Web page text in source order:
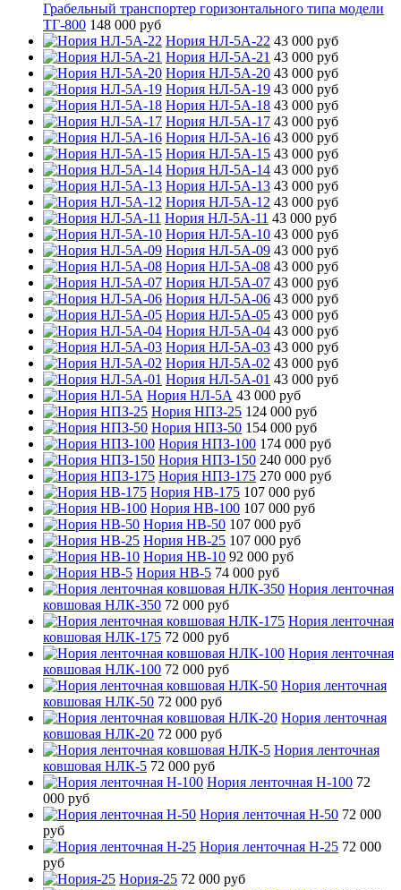
Грабельный транспортер горизонтального типа модели
ТГ-800 148 000 руб
Нория НЛ-5А-22 43 000 руб
Нория НЛ-5А-21 43 000 руб
Нория НЛ-5А-20 43 000 руб
Нория НЛ-5А-19 43 000 руб
Нория НЛ-5А-18 43 000 руб
Нория НЛ-5А-17 43 000 руб
Нория НЛ-5А-16 43 000 руб
Нория НЛ-5А-15 43 000 руб
Нория НЛ-5А-14 43 000 руб
Нория НЛ-5А-13 43 000 руб
Нория НЛ-5А-12 43 000 руб
Нория НЛ-5А-11 43 000 руб
Нория НЛ-5А-10 43 000 руб
Нория НЛ-5А-09 43 000 руб
Нория НЛ-5А-08 43 000 руб
Нория НЛ-5А-07 43 000 руб
Нория НЛ-5А-06 43 000 руб
Нория НЛ-5А-05 43 000 руб
Нория НЛ-5А-04 43 000 руб
Нория НЛ-5А-03 43 000 руб
Нория НЛ-5А-02 43 000 руб
Нория НЛ-5А-01 43 000 руб
Нория НЛ-5А 43 000 руб
Нория НПЗ-25 124 000 руб
Нория НПЗ-50 154 000 руб
Нория НПЗ-100 174 000 руб
Нория НПЗ-150 240 000 руб
Нория НПЗ-175 270 000 руб
Нория НВ-175 107 000 руб
Нория НВ-100 107 000 руб
Нория НВ-50 107 000 руб
Нория НВ-25 107 000 руб
Нория НВ-10 92 000 руб
Нория НВ-5 74 000 руб
Нория ленточная
ковшовая НЛК-350 72 000 руб
Нория ленточная
ковшовая НЛК-175 72 000 руб
Нория ленточная
ковшовая НЛК-100 72 000 руб
Нория ленточная
ковшовая НЛК-50 72 000 руб
Нория ленточная
ковшовая НЛК-20 72 000 руб
Нория ленточная
ковшовая НЛК-5 72 000 руб
Нория ленточная Н-100 72
000 руб
Нория ленточная Н-50 72 000
руб
Нория ленточная Н-25 72 000
руб
Нория-25 72 000 руб